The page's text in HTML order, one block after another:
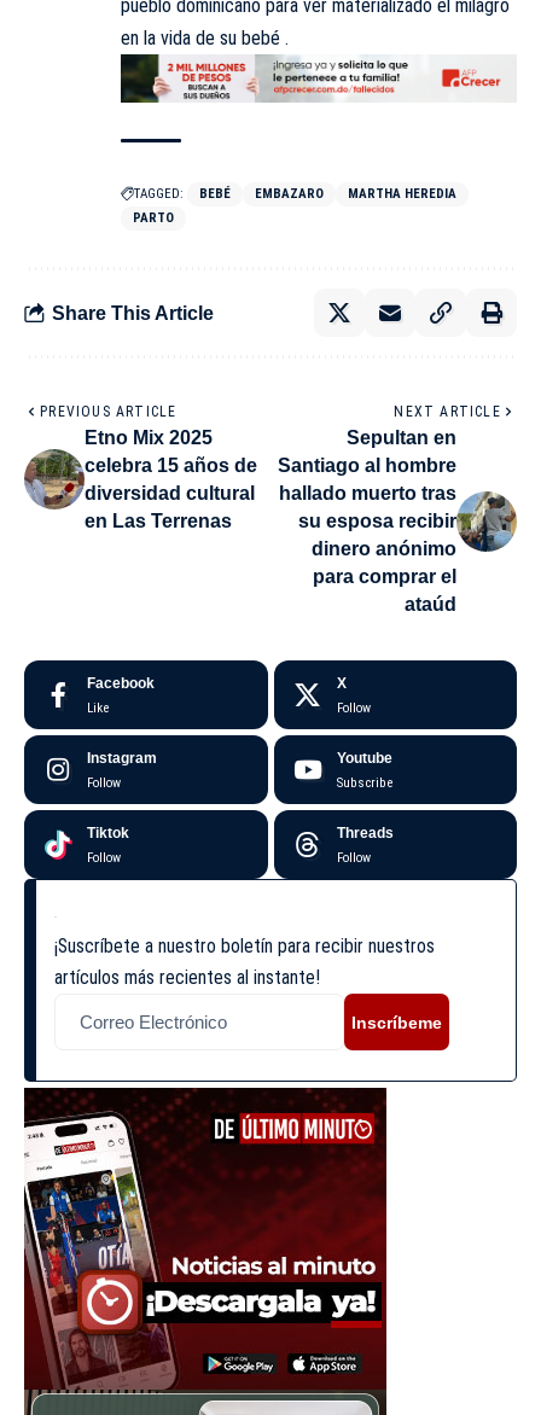
pueblo dominicano para ver materializado el milagro
en la vida de su bebé .
TAGGED: BEBÉ EMBAZARO
MARTHA HEREDIA
PARTO
Share This Article
PREVIOUS ARTICLE
Etno Mix 2025
celebra 15 años de
diversidad cultural
en Las Terrenas
NEXT ARTICLE
Sepultan en
Santiago al hombre
hallado muerto tras
su esposa recibir
dinero anónimo
para comprar el
ataúd
Facebook
Like
X
Follow
Instagram
Follow
Youtube
Subscribe
Tiktok
Follow
Threads
Follow
¡Suscríbete a nuestro boletín para recibir nuestros
artículos más recientes al instante!
Inscríbeme